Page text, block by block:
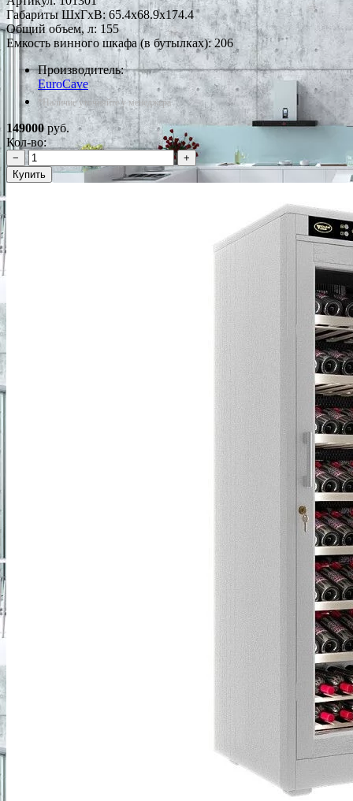
Габариты ШxГxВ: 65.4x68.9x174.4
Общий объем, л: 155
Емкость винного шкафа (в бутылках): 206
Производитель:
EuroCave
*Наличие уточняйте у менеджера
149000руб.
Кол-во:
−
+
Купить